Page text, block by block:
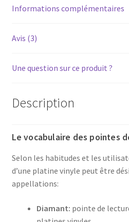
pour
tourne-
Informations complémentaires
Avis (3)
Une question sur ce produit ?
Description
Le vocabulaire des pointes
Selon les habitudes et les
d’une platine vinyle peut être
appellations:
Diamant: pointe de